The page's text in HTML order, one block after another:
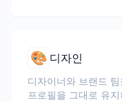
🎨 디자인
디자이너와 브랜드
프로필을 그대로 유